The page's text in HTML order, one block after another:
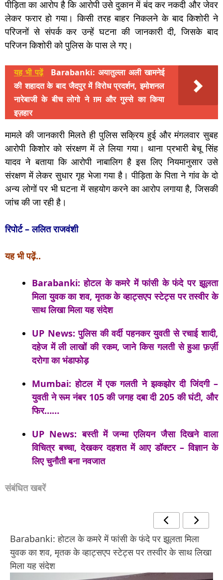
पीड़िता का आरोप है कि आरोपी उसे दुकान में बंद कर नकदी और जेवर
लेकर फरार हो गया। किसी तरह बाहर निकलने के बाद किशोरी ने
परिजनों से संपर्क कर उन्हें घटना की जानकारी दी, जिसके बाद
परिजन किशोरी को पुलिस के पास ले गए।
यह भी पढ़ें
Barabanki: अयातुल्ला अली खामनेई
की शहादत के बाद जैदपुर में विरोध प्रदर्शन, इमोशनल
नारेबाजी के बीच लोगो ने ग़म और गुस्से का किया
इज़हार
मामले की जानकारी मिलते ही पुलिस सक्रिय हुई और मंगलवार सुबह
आरोपी किशोर को संरक्षण में ले लिया गया। थाना प्रभारी बेचू सिंह
यादव ने बताया कि आरोपी नाबालिग है इस लिए नियमानुसार उसे
संरक्षण में लेकर सुधार गृह भेजा गया है। पीड़िता के पिता ने गांव के दो
अन्य लोगों पर भी घटना में सहयोग करने का आरोप लगाया है, जिसकी
जांच की जा रही है।
रिपोर्ट – ललित राजवंशी
यह भी पढ़ें..
Barabanki: होटल के कमरे में फांसी के फंदे पर झूलता
मिला युवक का शव, मृतक के व्हाट्सएप स्टेट्स पर तस्वीर के
साथ लिखा मिला यह संदेश
UP News: पुलिस की वर्दी पहनकर युवती से रचाई शादी,
दहेज में ली लाखों की रकम, जाने किस गलती से हुआ फ़र्ज़ी
दरोगा का भंडाफोड़
Mumbai: होटल में एक गलती ने झकझोर दी जिंदगी –
युवती ने रूम नंबर 105 की जगह दबा दी 205 की घंटी, और
फिर……
UP News: बस्ती में जन्मा एलियन जैसा दिखने वाला
विचित्र बच्चा, देखकर दहशत में आए डॉक्टर – विज्ञान के
लिए चुनौती बना नवजात
संबंधित खबरें
Barabanki: होटल के कमरे में फांसी के फंदे पर झूलता मिला
युवक का शव, मृतक के व्हाट्सएप स्टेट्स पर तस्वीर के साथ लिखा
मिला यह संदेश